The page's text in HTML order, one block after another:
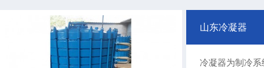
≤0.085MPA夹套
山东冷凝器
冷凝器为制冷